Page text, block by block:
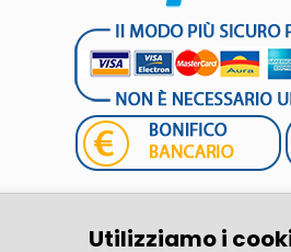
Lupex
Utilizziamo i